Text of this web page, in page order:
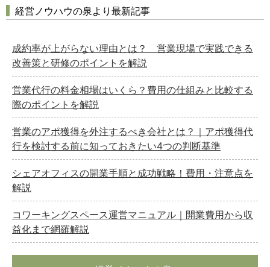
経営ノウハウの泉より最新記事
成約率が上がらない理由とは？ 営業現場で実践できる
改善策と研修のポイントを解説
営業代行の料金相場はいくら？費用の仕組みと比較する
際のポイントを解説
営業のアポ獲得を外注するべき会社とは？｜アポ獲得代
行を検討する前に知っておきたい4つの判断基準
シェアオフィスの開業手順と成功戦略！費用・注意点を
解説
コワーキングスペース運営マニュアル｜開業費用から収
益化まで網羅解説